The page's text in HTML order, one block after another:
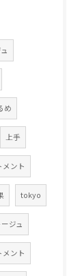
め
上手
メント
tokyo
ジュ
メント